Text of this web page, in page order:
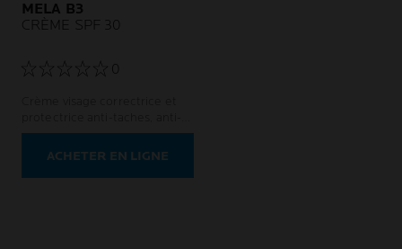
MELA B3
CRÈME SPF 30
0
récidive
ACHETER EN LIGNE